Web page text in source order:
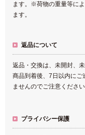
ます。※荷物の重量等に
ます。
返品について
返品・交換は、未開封、
商品到着後、7日以内にご
ませんのでご注意ください
プライバシー保護